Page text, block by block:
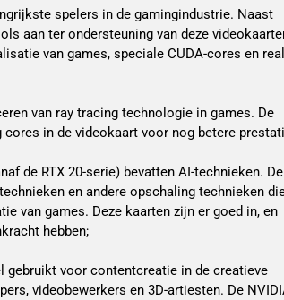
spelers in de gamingindustrie. Naast
aan ter ondersteuning van deze
van games, speciale CUDA-cores en
van ray tracing technologie in games. De
in de videokaart voor nog betere
de RTX 20-serie) bevatten AI-technieken. De
en andere opschaling technieken
van games. Deze kaarten zijn er goed in, en
hebben;
gebruikt voor contentcreatie in de creatieve
videobewerkers en 3D-artiesten. De